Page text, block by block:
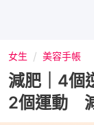
女生 美容手帳
減肥｜4個
2個運動